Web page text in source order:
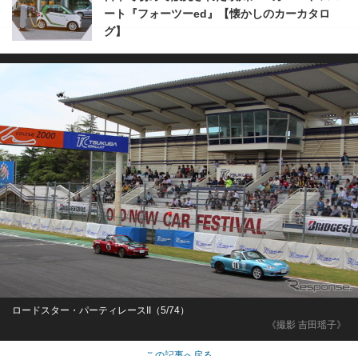
ート『フォーツーed』【懐かしのカーカタロ
グ】
《撮影 吉田瑶子》
ロードスター・パーティレースII（5/74）